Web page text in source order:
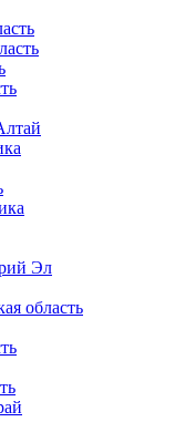
Эл
область